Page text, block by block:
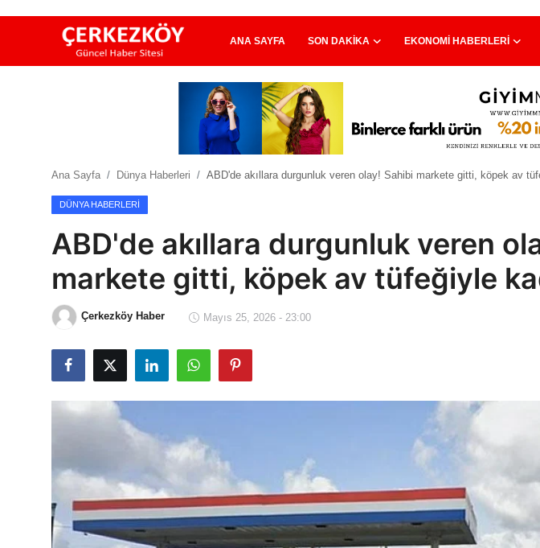
ANA SAYFA SON DAKIKA EKONOMI HABERLERI
Ekonomi Haberleri
Teknoloji Haberleri
Çerkezköy
Ana Sayfa Dünya Haberleri ABD'de akıllara durgunluk veren olay! Sahibi markete gitti, köpek av
DÜNYA HABERLERI
ABD'de akıllara durgunluk veren
markete gitti, köpek av tüfeğiyle
Çerkezköy Haber Mayıs 25, 2026 - 23:00